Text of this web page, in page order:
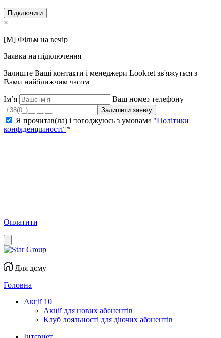
Підключити
×
[M] Фільм на вечір
Заявка на підключення
Залиште Ваші контакти і менеджери Looknet зв'яжуться з
Вами найближчим часом
Ім’я Ваш номер телефону
Залишити заявку
Я прочитав(ла) і погоджуюсь з умовами "Політики
конфіденційності"*
Оплатити
Для дому
Головна
Акції 10
Акції для нових абонентів
Клуб лояльності для діючих абонентів
Інтернет